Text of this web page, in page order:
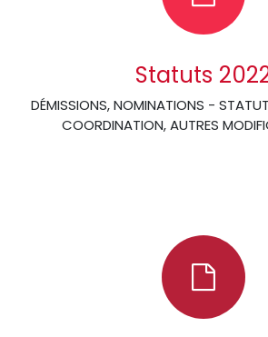
Statuts
DÉMISSIONS, NOMINATIONS -
COORDINATION, AUTRES